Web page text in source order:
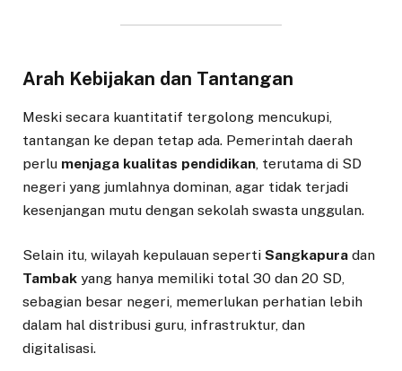
Arah Kebijakan dan Tantangan
Meski secara kuantitatif tergolong mencukupi,
tantangan ke depan tetap ada. Pemerintah daerah
perlu menjaga kualitas pendidikan, terutama di SD
negeri yang jumlahnya dominan, agar tidak terjadi
kesenjangan mutu dengan sekolah swasta unggulan.
Selain itu, wilayah kepulauan seperti Sangkapura dan
Tambak yang hanya memiliki total 30 dan 20 SD,
sebagian besar negeri, memerlukan perhatian lebih
dalam hal distribusi guru, infrastruktur, dan
digitalisasi.